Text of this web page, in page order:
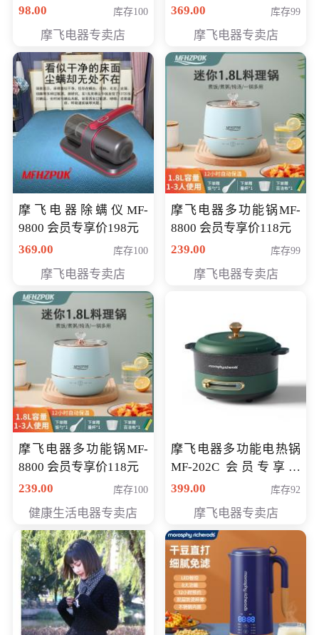
98.00
库存100
摩飞电器专卖店
元
369.00 库存99
摩飞电器专卖店
摩飞电器除螨仪MF-
9800 会员专享价198元
369.00
库存100
摩飞电器专卖店
摩飞电器多功能锅MF-
8800 会员专享价118元
239.00
库存99
摩飞电器专卖店
摩飞电器多功能锅MF-
8800 会员专享价118元
239.00
库存100
健康生活电器专卖店
摩飞电器多功能电热锅
MF-202C 会员专享价
269元
399.00 库存92
摩飞电器专卖店